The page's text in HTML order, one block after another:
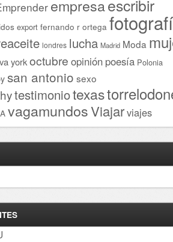
empresaescribir
export fernando r ortega
londres lucha Madrid Moda
yorkoctubre opinión poesía Polonia
san antonio sexo
testimoniotexas
vagamundosViajarviajes